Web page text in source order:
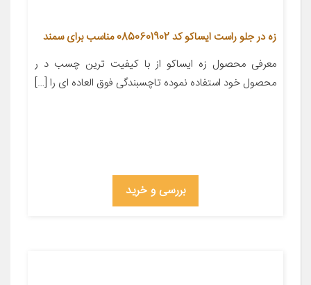
زه در جلو راست ایساکو کد 0850601902 مناسب برای سمند
معرفی محصول زه ایساکو از با کیفیت ترین چسب د ر
محصول خود استفاده نموده تاچسبندگی فوق العاده ای را […]
بررسی و خرید